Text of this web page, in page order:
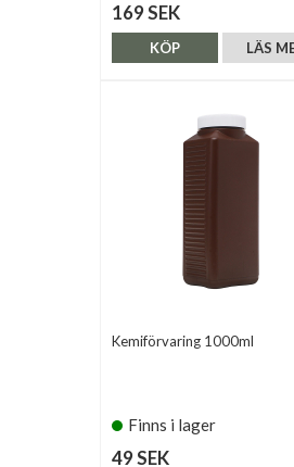
169 SEK
LÄS
KÖP
Kemiförvaring 1000ml
Finns i lager
49 SEK